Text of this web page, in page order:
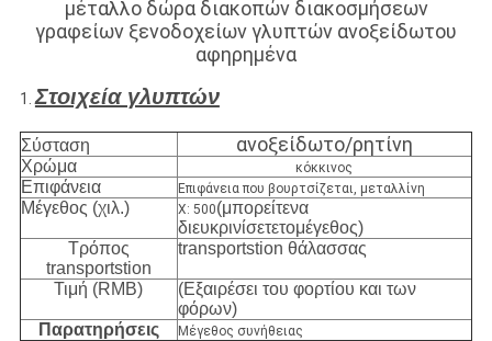
μέταλλο δώρα διακοπών διακοσμήσεων
γραφείων ξενοδοχείων γλυπτών ανοξείδωτου
αφηρημένα
1.Στοιχεία γλυπτών
Σύσταση ανοξείδωτο/ρητίνη
Χρώμα κόκκινος
Επιφάνεια Επιφάνεια που βουρτσίζεται, μεταλλίνη
Μέγεθος (χιλ.) Χ: 500(μπορείτενα
διευκρινίσετετομέγεθος)
Τρόπος
transportstion
transportstion θάλασσας
Τιμή (RMB)
(Εξαιρέσει του φορτίου και των
φόρων)
Παρατηρήσεις
Μέγεθος συνήθειας